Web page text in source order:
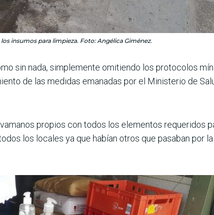
insumos para limpieza. Foto: Angélica Giménez.
sin nada, simplemente omitiendo los protocolos
de las medidas emanadas por el Ministerio de
propios con todos los elementos requeridos
los locales ya que habían otros que pasaban por